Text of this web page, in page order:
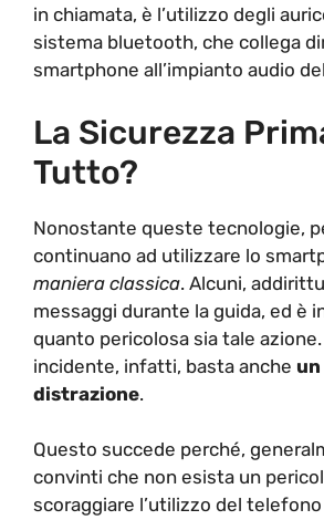
in chiamata, è l’utilizzo degli
sistema bluetooth, che collega
smartphone all’impianto audio
La Sicurezza
Tutto?
Nonostante queste tecnologie,
continuano ad utilizzare lo
maniera classica. Alcuni,
messaggi durante la guida, ed è
quanto pericolosa sia tale
incidente, infatti, basta anche
distrazione.
Questo succede perché,
convinti che non esista un
scoraggiare l’utilizzo del telefono